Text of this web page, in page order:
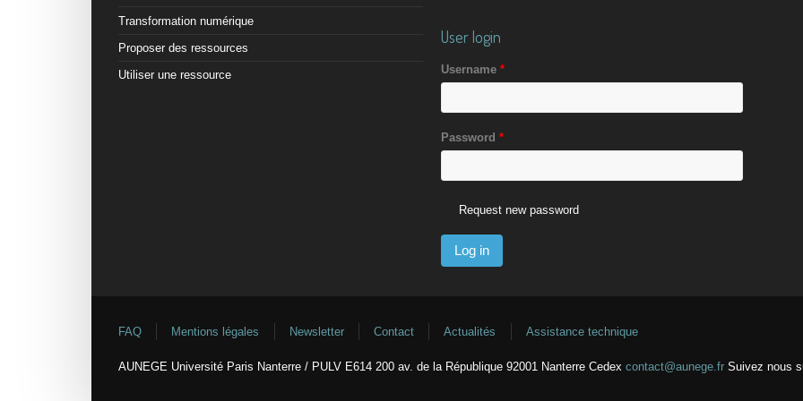
Transformation numérique
Proposer des ressources
Utiliser une ressource
User login
Username *
Password *
Request new password
FAQ Mentions légales Newsletter Contact Actualités Assistance technique
AUNEGE Université Paris Nanterre / PULV E614 200 av. de la République 92001 Nanterre Cedex contact@aunege.fr Suivez nous